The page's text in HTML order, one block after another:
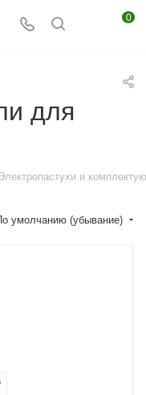
0
для
и
умолчанию (убывание)